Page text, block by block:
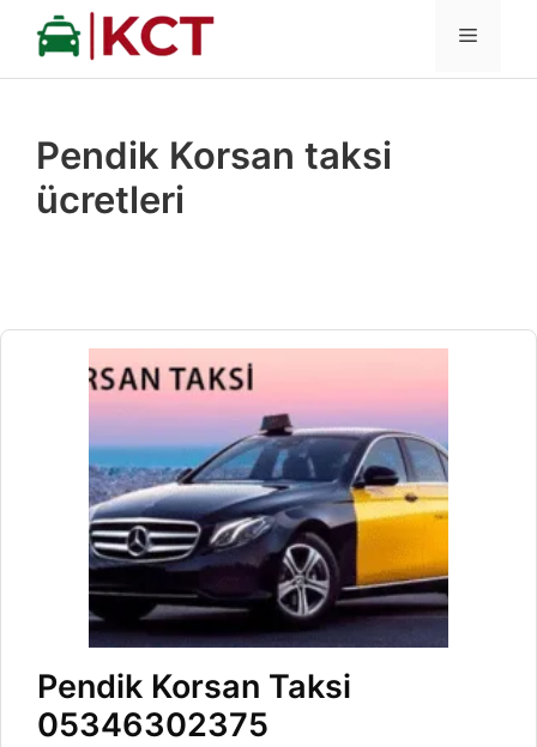
İçeriğe
MENÜ
Pendik Korsan taksi
ücretleri
Pendik Korsan Taksi
05346302375